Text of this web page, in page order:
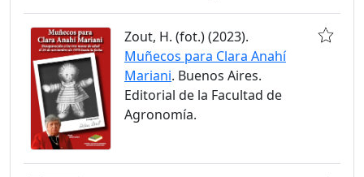
Zout, H. (fot.) (2023).
Muñecos para Clara Anahí
Mariani. Buenos Aires.
Editorial de la Facultad de
Agronomía.